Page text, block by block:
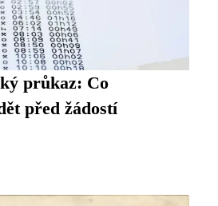
průkaz: Co
před žádostí